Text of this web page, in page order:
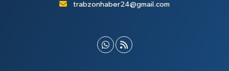
trabzonhaber24@gmail.com